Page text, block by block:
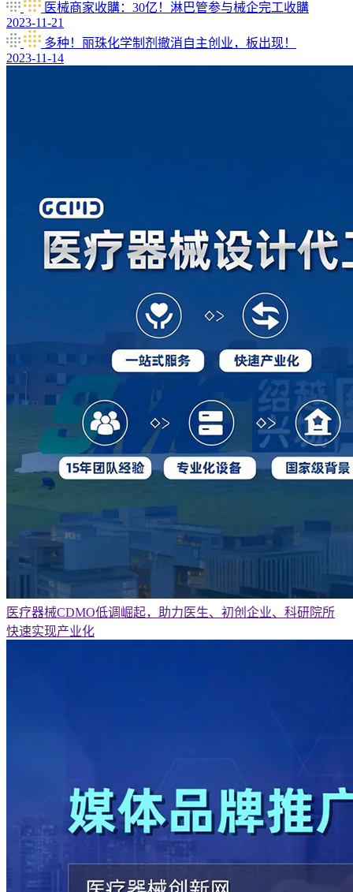
医械商家收購：30亿！淋巴管参与械企完工收購
2023-11-21
多种！丽珠化学制剂撤消自主创业，板出现！
2023-11-14
医疗器械CDMO低调崛起，助力医生、初创企业、科研院所
快速实现产业化